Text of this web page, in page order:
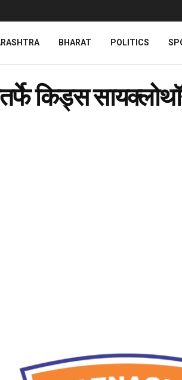
BHARAT POLITICS
किड्स